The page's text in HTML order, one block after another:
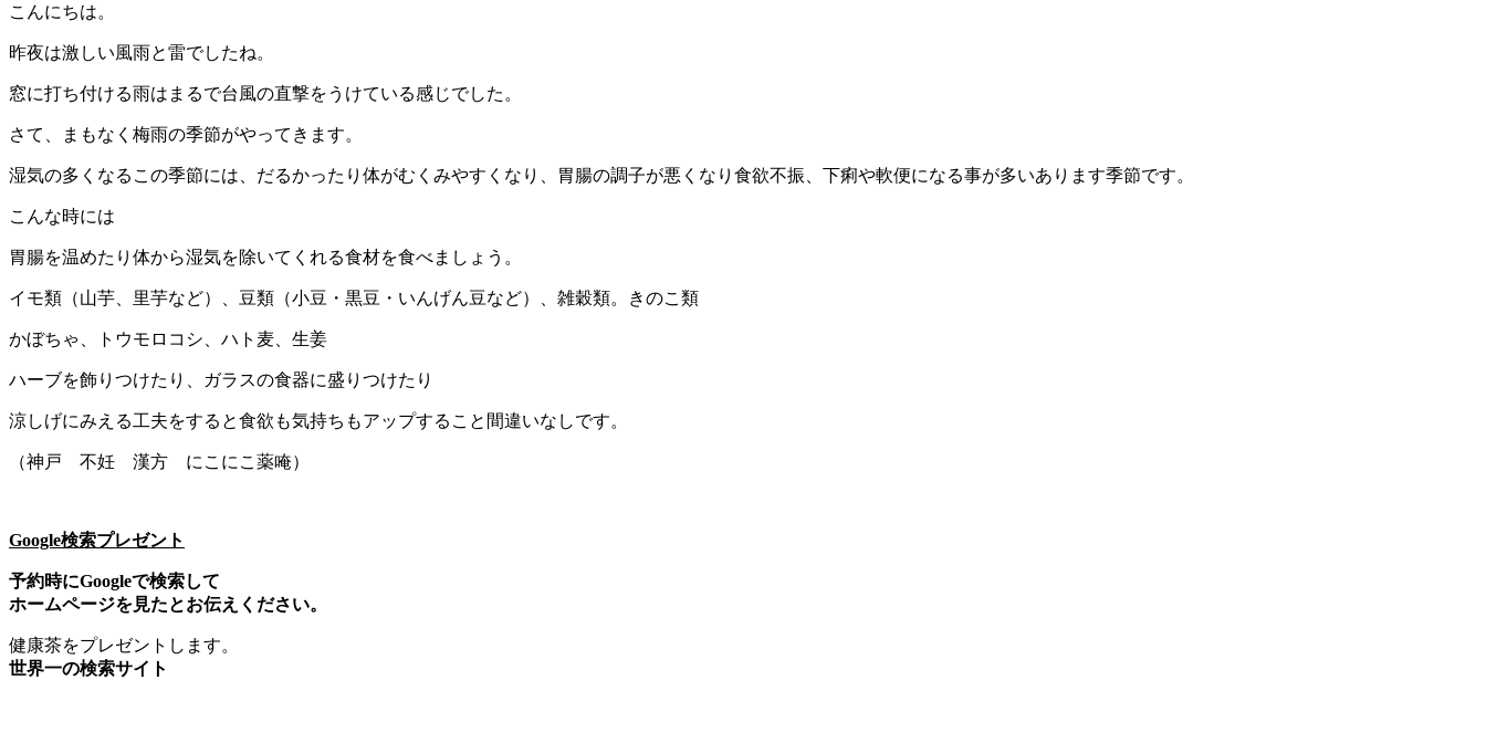
こんにちは。
昨夜は激しい風雨と雷でしたね。
窓に打ち付ける雨はまるで台風の直撃をうけている感じでした。
さて、まもなく梅雨の季節がやってきます。
湿気の多くなるこの季節には、だるかったり体がむくみやすくなり、胃腸の調子が悪くなり食欲不振、下痢や軟便になる事が多いあります季節です。
こんな時には
胃腸を温めたり体から湿気を除いてくれる食材を食べましょう。
イモ類（山芋、里芋など）、豆類（小豆・黒豆・いんげん豆など）、雑穀類。きのこ類
かぼちゃ、トウモロコシ、ハト麦、生姜
ハーブを飾りつけたり、ガラスの食器に盛りつけたり
涼しげにみえる工夫をすると食欲も気持ちもアップすること間違いなしです。
（神戸 不妊 漢方 にこにこ薬唵）
Google検索プレゼント
予約時にGoogleで検索して
ホームページを見たとお伝えください。
健康茶をプレゼントします。
世界一の検索サイト